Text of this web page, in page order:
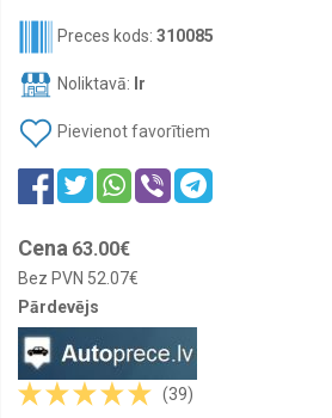
vasaras
riepas
Jaunas
vissezonas
riepas
M+S
Jaunas
ziemas
Auto
rezerves
daļas
Motoreļļas
Laivu
eļļas
Preces kods: 310085
Noliktavā: Ir
Pievienot favorītiem
Cena 63.00€
Bez PVN 52.07€
Pārdevējs
(39)